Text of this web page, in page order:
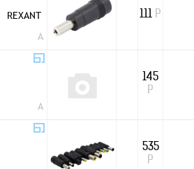
REXANT
A
111 Р
A
145
Р
535
Р